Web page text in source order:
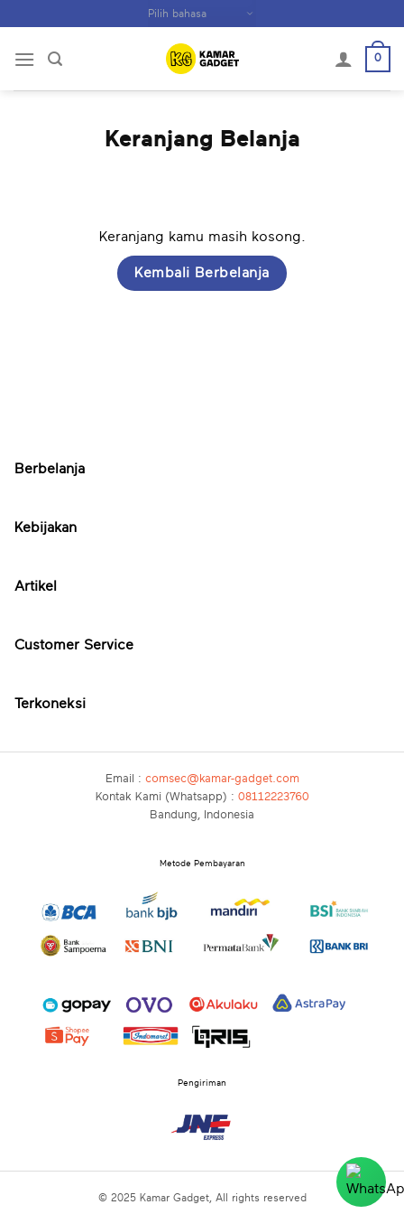
content
0
Keranjang Belanja
Keranjang kamu masih kosong.
Kembali Berbelanja
Berbelanja
Kebijakan
Artikel
Customer Service
Terkoneksi
Email : comsec@kamar-gadget.com
Kontak Kami (Whatsapp) : 08112223760
Bandung, Indonesia
Metode Pembayaran
Pengiriman
© 2025 Kamar Gadget, All rights reserved